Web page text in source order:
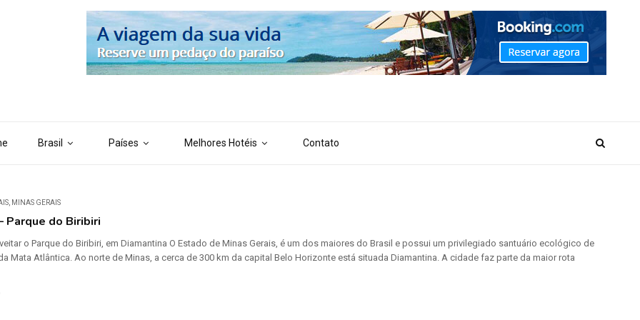
Brasil Países Melhores Hotéis Contato
MINAS GERAIS
Parque do Biribiri
o Parque do Biribiri, em Diamantina O Estado de Minas Gerais, é um dos maiores do Brasil e possui um privilegiado santuário ecológico de
Mata Atlântica. Ao norte de Minas, a cerca de 300 km da capital Belo Horizonte está situada Diamantina. A cidade faz parte da maior rota